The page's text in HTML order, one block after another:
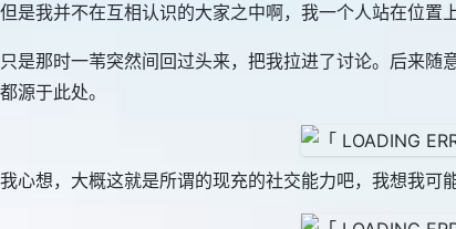
但是我并不在互相认识的大家之中啊，我一个人站在位置
只是那时一苇突然间回过头来，把我拉进了讨论。后来
都源于此处。
我心想，大概这就是所谓的现充的社交能力吧，我想我可